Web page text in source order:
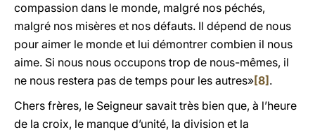
compassion dans le monde, malgré nos péchés,
malgré nos misères et nos défauts. Il dépend de nous
pour aimer le monde et lui démontrer combien il nous
aime. Si nous nous occupons trop de nous-mêmes, il
ne nous restera pas de temps pour les autres»[8] .
Chers frères, le Seigneur savait très bien que, à l’heure
de la croix, le manque d’unité, la division et la